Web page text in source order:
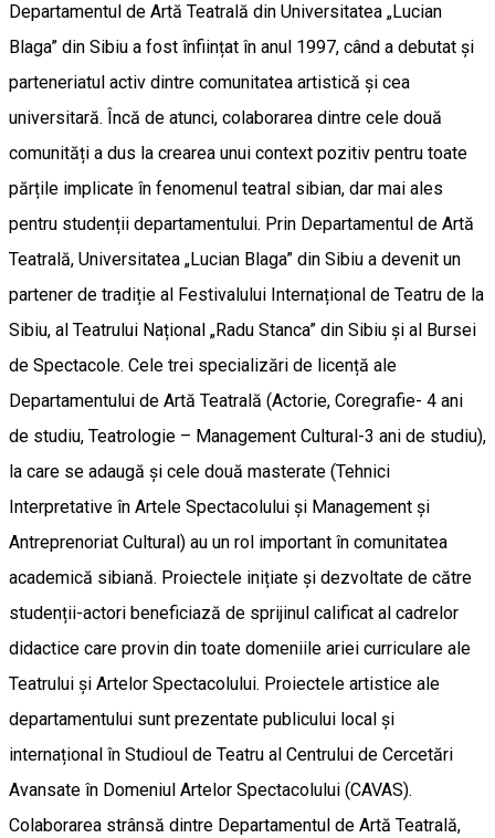
Departamentul de Artă Teatrală din Universitatea „Lucian
Blaga” din Sibiu a fost înființat în anul 1997, când a debutat și
parteneriatul activ dintre comunitatea artistică și cea
universitară. Încă de atunci, colaborarea dintre cele două
comunități a dus la crearea unui context pozitiv pentru toate
părțile implicate în fenomenul teatral sibian, dar mai ales
pentru studenții departamentului. Prin Departamentul de Artă
Teatrală, Universitatea „Lucian Blaga” din Sibiu a devenit un
partener de tradiție al Festivalului Internațional de Teatru de la
Sibiu, al Teatrului Național „Radu Stanca” din Sibiu și al Bursei
de Spectacole. Cele trei specializări de licență ale
Departamentului de Artă Teatrală (Actorie, Coregrafie- 4 ani
de studiu, Teatrologie – Management Cultural-3 ani de studiu),
la care se adaugă și cele două masterate (Tehnici
Interpretative în Artele Spectacolului și Management și
Antreprenoriat Cultural) au un rol important în comunitatea
academică sibiană. Proiectele inițiate și dezvoltate de către
studenții-actori beneficiază de sprijinul calificat al cadrelor
didactice care provin din toate domeniile ariei curriculare ale
Teatrului și Artelor Spectacolului. Proiectele artistice ale
departamentului sunt prezentate publicului local și
internațional în Studioul de Teatru al Centrului de Cercetări
Avansate în Domeniul Artelor Spectacolului (CAVAS).
Colaborarea strânsă dintre Departamentul de Artă Teatrală,